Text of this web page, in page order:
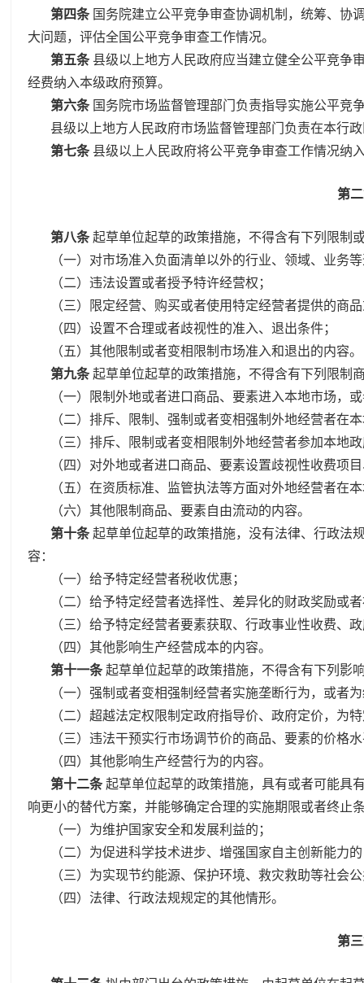
第四条 国务院建立公平竞争审查协调机制，统筹、协
大问题，评估全国公平竞争审查工作情况。
第五条 县级以上地方人民政府应当建立健全公平竞争
经费纳入本级政府预算。
第六条 国务院市场监督管理部门负责指导实施公平竞
县级以上地方人民政府市场监督管理部门负责在本行
第七条 县级以上人民政府将公平竞争审查工作情况纳
第
第八条 起草单位起草的政策措施，不得含有下列限制
（一）对市场准入负面清单以外的行业、领域、业务
（二）违法设置或者授予特许经营权；
（三）限定经营、购买或者使用特定经营者提供的商
（四）设置不合理或者歧视性的准入、退出条件；
（五）其他限制或者变相限制市场准入和退出的内容。
第九条 起草单位起草的政策措施，不得含有下列限制
（一）限制外地或者进口商品、要素进入本地市场，
（二）排斥、限制、强制或者变相强制外地经营者在
（三）排斥、限制或者变相限制外地经营者参加本地
（四）对外地或者进口商品、要素设置歧视性收费项
（五）在资质标准、监管执法等方面对外地经营者在
（六）其他限制商品、要素自由流动的内容。
第十条 起草单位起草的政策措施，没有法律、行政法
容：
（一）给予特定经营者税收优惠；
（二）给予特定经营者选择性、差异化的财政奖励或
（三）给予特定经营者要素获取、行政事业性收费、
（四）其他影响生产经营成本的内容。
第十一条 起草单位起草的政策措施，不得含有下列影
（一）强制或者变相强制经营者实施垄断行为，或者
（二）超越法定权限制定政府指导价、政府定价，为
（三）违法干预实行市场调节价的商品、要素的价格
（四）其他影响生产经营行为的内容。
第十二条 起草单位起草的政策措施，具有或者可能具
响更小的替代方案，并能够确定合理的实施期限或者终止
（一）为维护国家安全和发展利益的；
（二）为促进科学技术进步、增强国家自主创新能力
（三）为实现节约能源、保护环境、救灾救助等社会
（四）法律、行政法规规定的其他情形。
第